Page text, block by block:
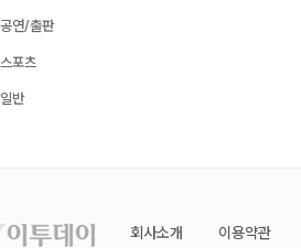
공연/출판
스포츠
일반
회사소개 이용약관